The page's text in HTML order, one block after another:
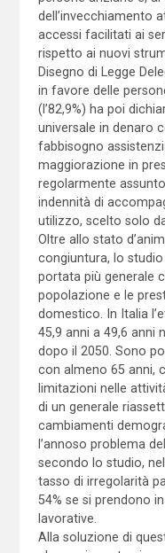
dell’invecchiamento
accessi facilitati ai
rispetto ai nuovi
Disegno di Legge
in favore delle
(l’82,9%) ha poi
universale in denaro
fabbisogno
maggiorazione in
regolarmente
indennità di
utilizzo, scelto solo
Oltre allo stato
congiuntura, lo
portata più generale
popolazione e le
domestico. In Italia
45,9 anni a 49,6 anni
dopo il 2050. Sono
con almeno 65 anni,
limitazioni nelle
di un generale
cambiamenti
l’annoso problema
secondo lo studio,
tasso di irregolarità
54% se si prendono
lavorative.
Alla soluzione di